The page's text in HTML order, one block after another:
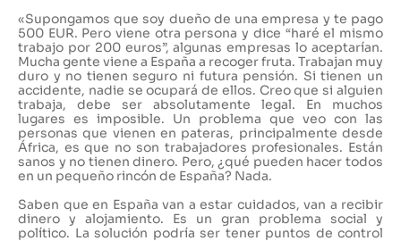
«Supongamos que soy dueño de una empresa y te pago
500 EUR. Pero viene otra persona y dice “haré el mismo
trabajo por 200 euros”, algunas empresas lo aceptarían.
Mucha gente viene a España a recoger fruta. Trabajan muy
duro y no tienen seguro ni futura pensión. Si tienen un
accidente, nadie se ocupará de ellos. Creo que si alguien
trabaja, debe ser absolutamente legal. En muchos
lugares es imposible. Un problema que veo con las
personas que vienen en pateras, principalmente desde
África, es que no son trabajadores profesionales. Están
sanos y no tienen dinero. Pero, ¿qué pueden hacer todos
en un pequeño rincón de España? Nada.
Saben que en España van a estar cuidados, van a recibir
dinero y alojamiento. Es un gran problema social y
político. La solución podría ser tener puntos de control